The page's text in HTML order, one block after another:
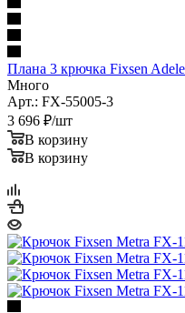
Плана 3 крючка Fixsen
Много
Арт.: FX-55005-3
3 696 ₽/шт
В корзину
В корзину